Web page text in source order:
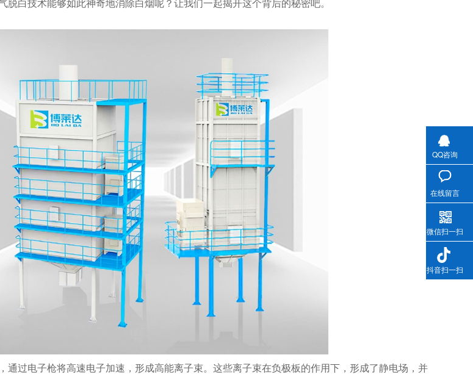
通过电子枪将高速电子加速，形成高能离子束。这些离子束在负极板的作用下，形成了静电场，并
QQ咨询
在线留言
微信扫一扫
抖音扫一扫